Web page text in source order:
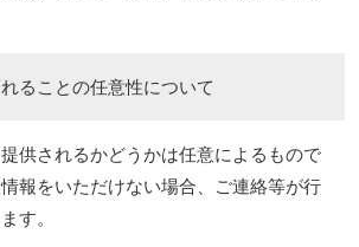
ることの任意性について
供されるかどうかは任意によるもので
報をいただけない場合、ご連絡等が行
す。